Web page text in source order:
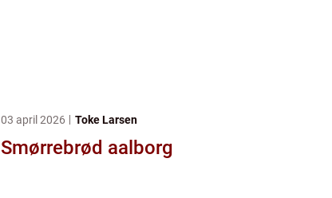
03 april 2026 Toke Larsen
Smørrebrød aalborg